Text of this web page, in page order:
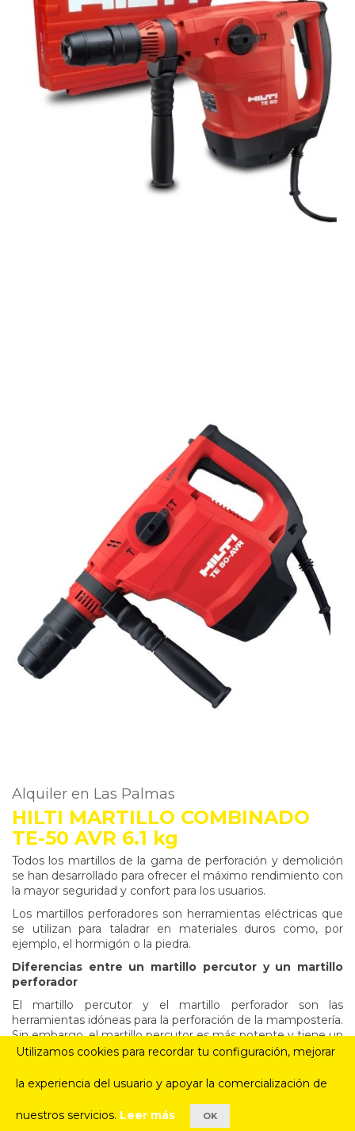
Alquiler en Las Palmas
HILTI MARTILLO COMBINADO
TE-50 AVR 6.1 kg
Todos los martillos de la gama de perforación y demolición
se han desarrollado para ofrecer el máximo rendimiento con
la mayor seguridad y confort para los usuarios.
Los martillos perforadores son herramientas eléctricas que
se utilizan para taladrar en materiales duros como, por
ejemplo, el hormigón o la piedra.
Diferencias entre un martillo percutor y un martillo
perforador
El martillo percutor y el martillo perforador son las
herramientas idóneas para la perforación de la mampostería.
Sin embargo, el martillo percutor es más potente y tiene un
modo «solo martillo» sin rotación. Usualmente tienen un
Fundamentalmente, la función de golpear es lo que separa
El martillo perforador es una herramienta más manejable,
Utilizamos cookies para recordar tu configuración, mejorar
la experiencia del usuario y apoyar la comercialización de
nuestros servicios. Leer más OK